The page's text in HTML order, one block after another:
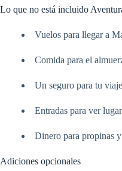
Lo que no está incluido
Vuelos para llegar a
Comida para el
Un seguro para tu
Entradas para ver
Dinero para propinas
Adiciones opcionales